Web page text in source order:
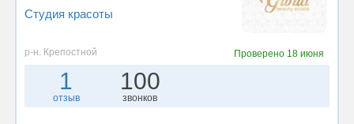
Студия красоты
р-н. Крепостной Проверено 18 июня
1
отзыв
100
звонков